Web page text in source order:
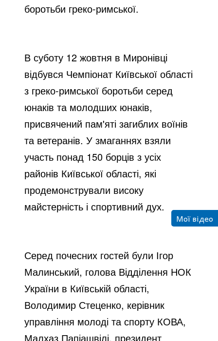
боротьби греко-римської.
В суботу 12 жовтня в Миронівці
відбувся Чемпіонат Київської області
з греко-римської боротьби серед
юнаків та молодших юнаків,
присвячений пам'яті загиблих воїнів
та ветеранів. У змаганнях взяли
участь понад 150 борців з усіх
районів Київської області, які
продемонстрували високу
майстерність і спортивний дух.
Серед почесних гостей були Ігор
Малинський, голова Відділення НОК
України в Київській області,
Володимир Стеценко, керівник
управління молоді та спорту КОВА,
Малхаз Папіашвілі, президент
Мої відео